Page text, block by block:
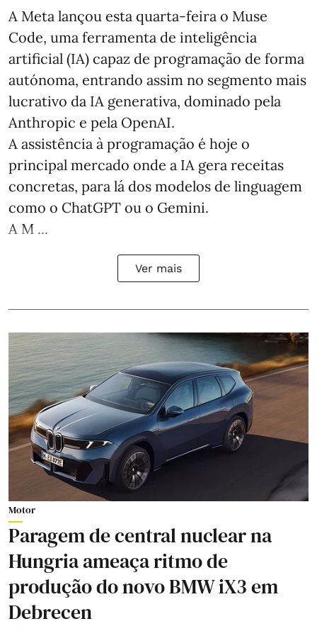
A Meta lançou esta quarta-feira o Muse
Code, uma ferramenta de inteligência
artificial (IA) capaz de programação de forma
autónoma, entrando assim no segmento mais
lucrativo da IA generativa, dominado pela
Anthropic e pela OpenAI.
A assistência à programação é hoje o
principal mercado onde a IA gera receitas
concretas, para lá dos modelos de linguagem
como o ChatGPT ou o Gemini.
A M ...
Ver mais
Motor
Paragem de central nuclear na
Hungria ameaça ritmo de
produção do novo BMW iX3 em
Debrecen